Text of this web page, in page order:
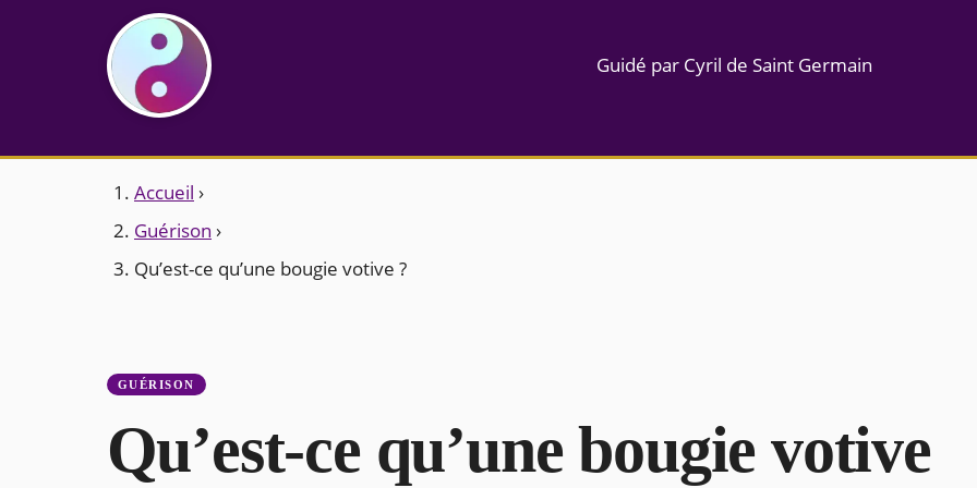
Guidé par Cyril de Saint Germain
Accueil ›
Guérison ›
Qu’est-ce qu’une bougie votive ?
GUÉRISON
Qu’est-ce qu’une bougie votive